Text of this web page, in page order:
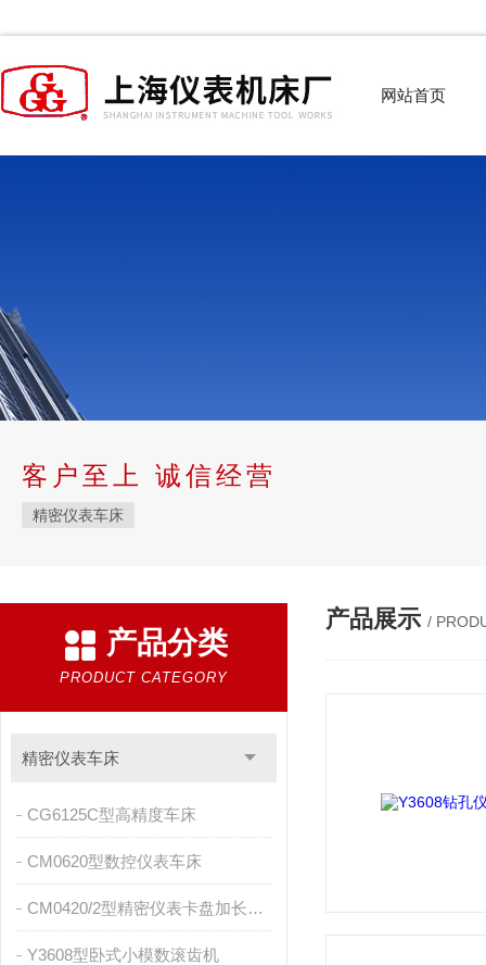
网站首页
客户至上 诚信经营
精密仪表车床
产品分类
PRODUCT CATEGORY
精密仪表车床
CG6125C型高精度车床
CM0620型数控仪表车床
CM0420/2型精密仪表卡盘加长车床
Y3608型卧式小模数滚齿机
产品展示 /